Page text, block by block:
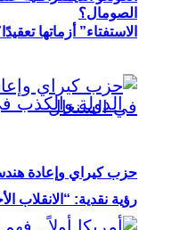
الصومال؟
رؤية نقدية: “الانقلاب
الاستفتاء” أزماتها
حزب كيراي وإعادة